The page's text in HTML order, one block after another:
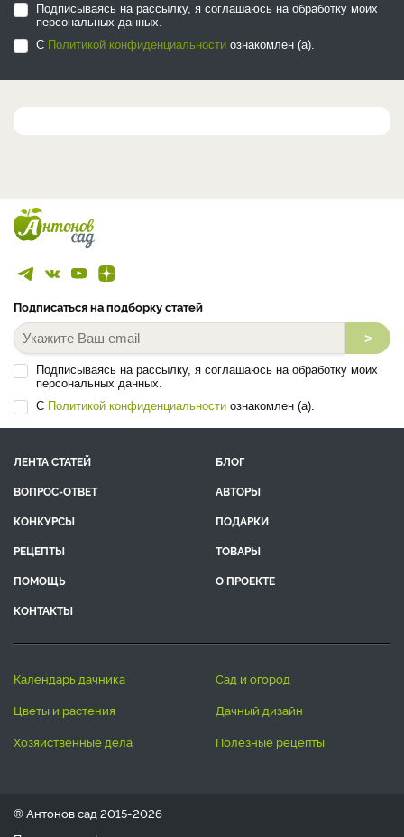
Подписываясь на рассылку, я соглашаюсь на обработку моих
персональных данных.
С Политикой конфиденциальности ознакомлен (а).
Подписаться на подборку статей
>
Подписываясь на рассылку, я соглашаюсь на обработку моих
персональных данных.
С Политикой конфиденциальности ознакомлен (а).
ЛЕНТА СТАТЕЙ
БЛОГ
ВОПРОС-ОТВЕТ
АВТОРЫ
КОНКУРСЫ
ПОДАРКИ
РЕЦЕПТЫ
ТОВАРЫ
ПОМОЩЬ
О ПРОЕКТЕ
КОНТАКТЫ
календарь дачника
сад и огород
цветы и растения
дачный дизайн
хозяйственные дела
полезные рецепты
® Антонов сад 2015-2026